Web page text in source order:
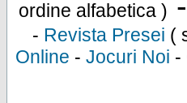
ordine alfabetica )
- Revista Presei (
Online - Jocuri Noi -